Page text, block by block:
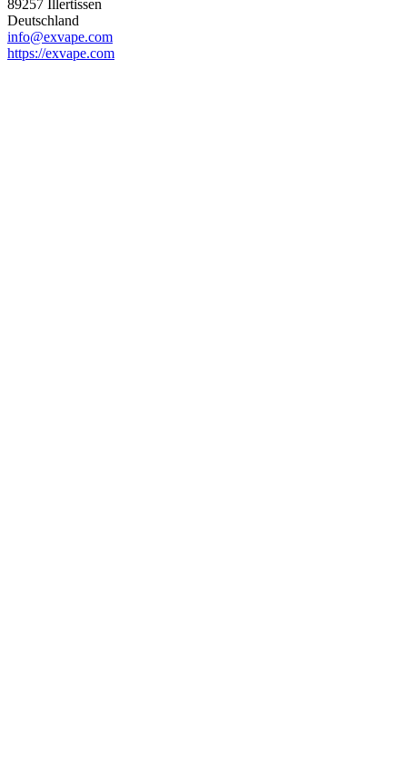
89257 Illertissen
Deutschland
info@exvape.com
https://exvape.com